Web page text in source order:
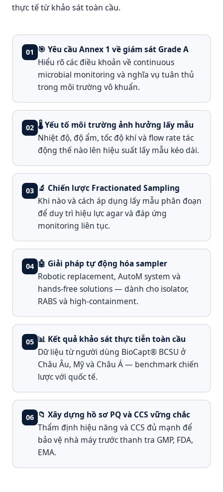
thực tế từ khảo sát toàn cầu.
01 🎯 Yêu cầu Annex 1 về giám sát Grade A
Hiểu rõ các điều khoản về continuous
microbial monitoring và nghĩa vụ tuân thủ
trong môi trường vô khuẩn.
02 🌡️ Yếu tố môi trường ảnh hưởng lấy mẫu
Nhiệt độ, độ ẩm, tốc độ khí và flow rate tác
động thế nào lên hiệu suất lấy mẫu kéo dài.
03 🔬 Chiến lược Fractionated Sampling
Khi nào và cách áp dụng lấy mẫu phân đoạn
để duy trì hiệu lực agar và đáp ứng
monitoring liên tục.
04 🤖 Giải pháp tự động hóa sampler
Robotic replacement, AutoM system và
hands-free solutions — dành cho isolator,
RABS và high-containment.
05 📊 Kết quả khảo sát thực tiễn toàn cầu
Dữ liệu từ người dùng BioCapt® BCSU ở
Châu Âu, Mỹ và Châu Á — benchmark chiến
lược với quốc tế.
06 📁 Xây dựng hồ sơ PQ và CCS vững chắc
Thẩm định hiệu năng và CCS đủ mạnh để
bảo vệ nhà máy trước thanh tra GMP, FDA,
EMA.